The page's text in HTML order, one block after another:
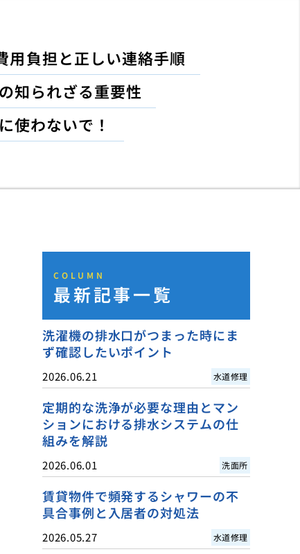
用負担と正しい連絡手順
知られざる重要性
使わないで！
COLUMN
最新記事一覧
洗濯機の排水口がつまった時にま
ず確認したいポイント
2026.06.21 水道修理
定期的な洗浄が必要な理由とマン
ションにおける排水システムの仕
組みを解説
2026.06.01 洗面所
賃貸物件で頻発するシャワーの不
具合事例と入居者の対処法
2026.05.27 水道修理